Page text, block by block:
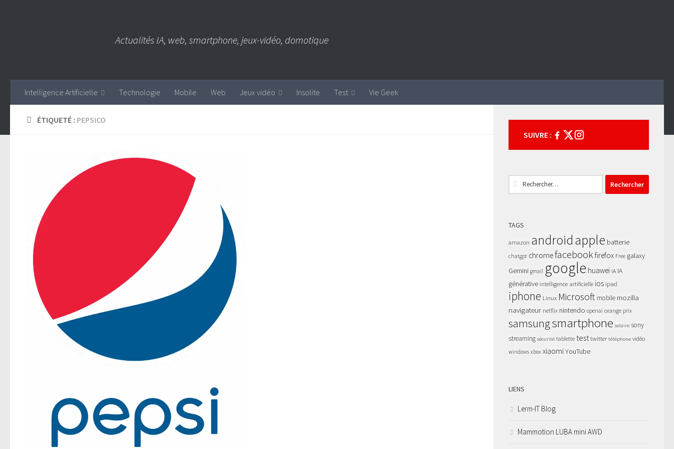
Actualités IA, web, smartphone, jeux-vidéo, domotique
Intelligence Artificielle Technologie Mobile Web Jeux vidéo Insolite Test Vie Geek
ÉTIQUETÉ : PEPSICO
SUIVRE :
Rechercher :
TAGS
amazon androidapple batterie
chatgpt chromefacebookfirefox Free galaxy
Gemini gmail google huawei IA IA
générative intelligence artificielle ios ipad
iphone Linux Microsoft mobile mozilla
navigateur netflix nintendo openai orange prix
samsungsmartphone solaire sony
streaming sécurité tablette testtwitter téléphone vidéo
windows xbox xiaomiYouTube
LIENS
Lerm-IT Blog
Mammotion LUBA mini AWD